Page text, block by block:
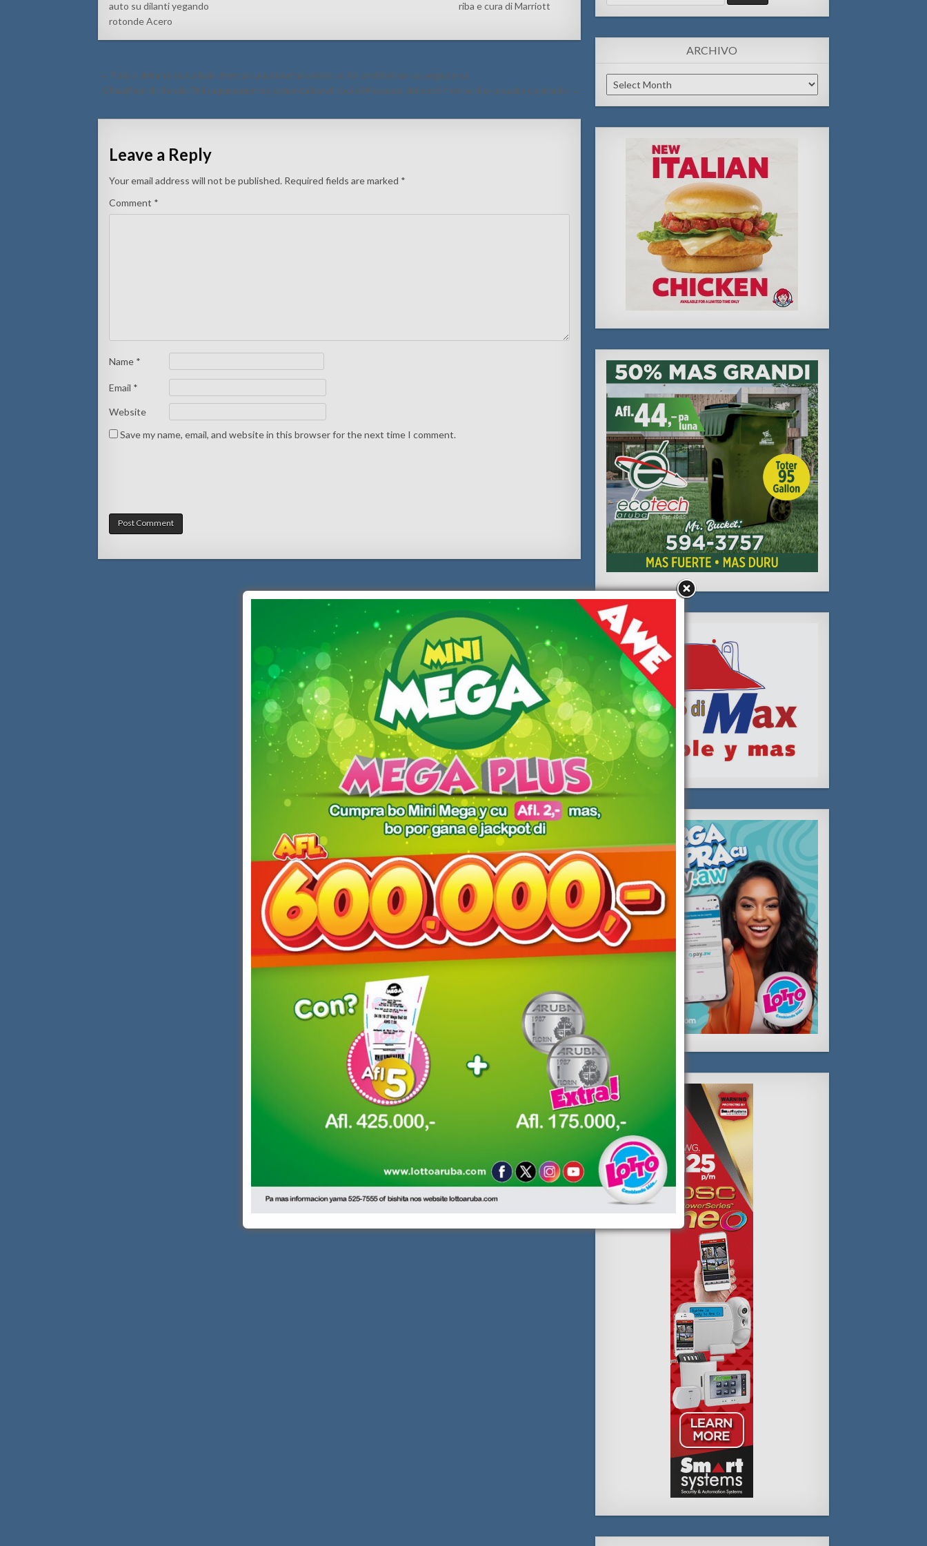
auto su dilanti yegando
rotonde Acero
riba e cura di Marriott
Post
navigation
← Polis a detene ex cu bula drenta cura di dama siendo cu tin prohibicion pa yega cerca
Chauffeur di Honda Fit lo a pasa memey caminda bandi rooi di Modanza dal semi-frontal riba un auto contrario. →
Leave a Reply
Your email address will not be published. Required fields are marked *
Comment *
Name *
Email *
Website
Save my name, email, and website in this browser for the next time I comment.
for:
ARCHIVO
Archivo